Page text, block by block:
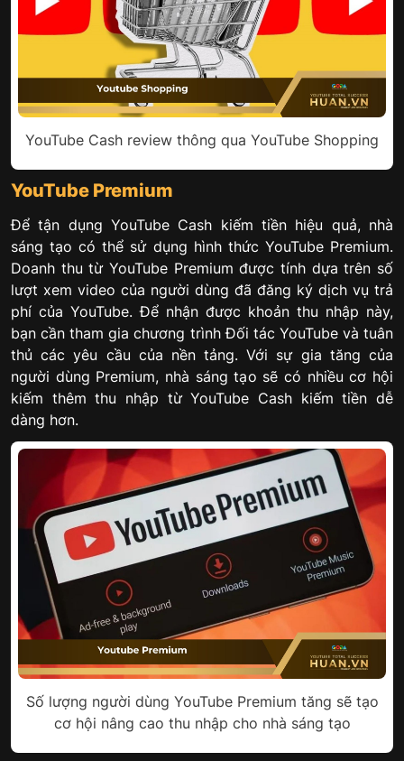
YouTube Cash review thông qua YouTube Shopping
YouTube Premium
Để tận dụng YouTube Cash kiếm tiền hiệu quả, nhà
sáng tạo có thể sử dụng hình thức YouTube Premium.
Doanh thu từ YouTube Premium được tính dựa trên số
lượt xem video của người dùng đã đăng ký dịch vụ trả
phí của YouTube. Để nhận được khoản thu nhập này,
bạn cần tham gia chương trình Đối tác YouTube và tuân
thủ các yêu cầu của nền tảng. Với sự gia tăng của
người dùng Premium, nhà sáng tạo sẽ có nhiều cơ hội
kiếm thêm thu nhập từ YouTube Cash kiếm tiền dễ
dàng hơn.
Số lượng người dùng YouTube Premium tăng sẽ tạo
cơ hội nâng cao thu nhập cho nhà sáng tạo